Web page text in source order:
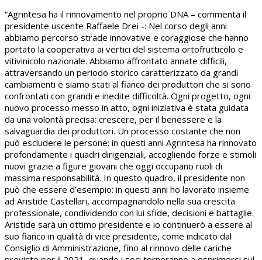
“Agrintesa ha il rinnovamento nel proprio DNA – commenta il
presidente uscente Raffaele Drei -: Nel corso degli anni
abbiamo percorso strade innovative e coraggiose che hanno
portato la cooperativa ai vertici del sistema ortofrutticolo e
vitivinicolo nazionale. Abbiamo affrontato annate difficili,
attraversando un periodo storico caratterizzato da grandi
cambiamenti e siamo stati al fianco dei produttori che si sono
confrontati con grandi e inedite difficoltà. Ogni progetto, ogni
nuovo processo messo in atto, ogni iniziativa è stata guidata
da una volontà precisa: crescere, per il benessere e la
salvaguardia dei produttori. Un processo costante che non
può escludere le persone: in questi anni Agrintesa ha rinnovato
profondamente i quadri dirigenziali, accogliendo forze e stimoli
nuovi grazie a figure giovani che oggi occupano ruoli di
massima responsabilità. In questo quadro, il presidente non
può che essere d’esempio: in questi anni ho lavorato insieme
ad Aristide Castellari, accompagnandolo nella sua crescita
professionale, condividendo con lui sfide, decisioni e battaglie.
Aristide sarà un ottimo presidente e io continuerò a essere al
suo fianco in qualità di vice presidente, come indicato dal
Consiglio di Amministrazione, fino al rinnovo delle cariche